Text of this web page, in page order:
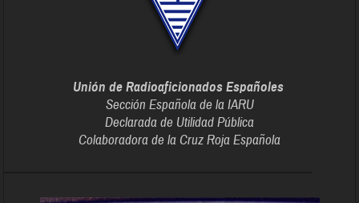
Unión de Radioaficionados Españoles
Sección Española de la IARU
Declarada de Utilidad Pública
Colaboradora de la Cruz Roja Española